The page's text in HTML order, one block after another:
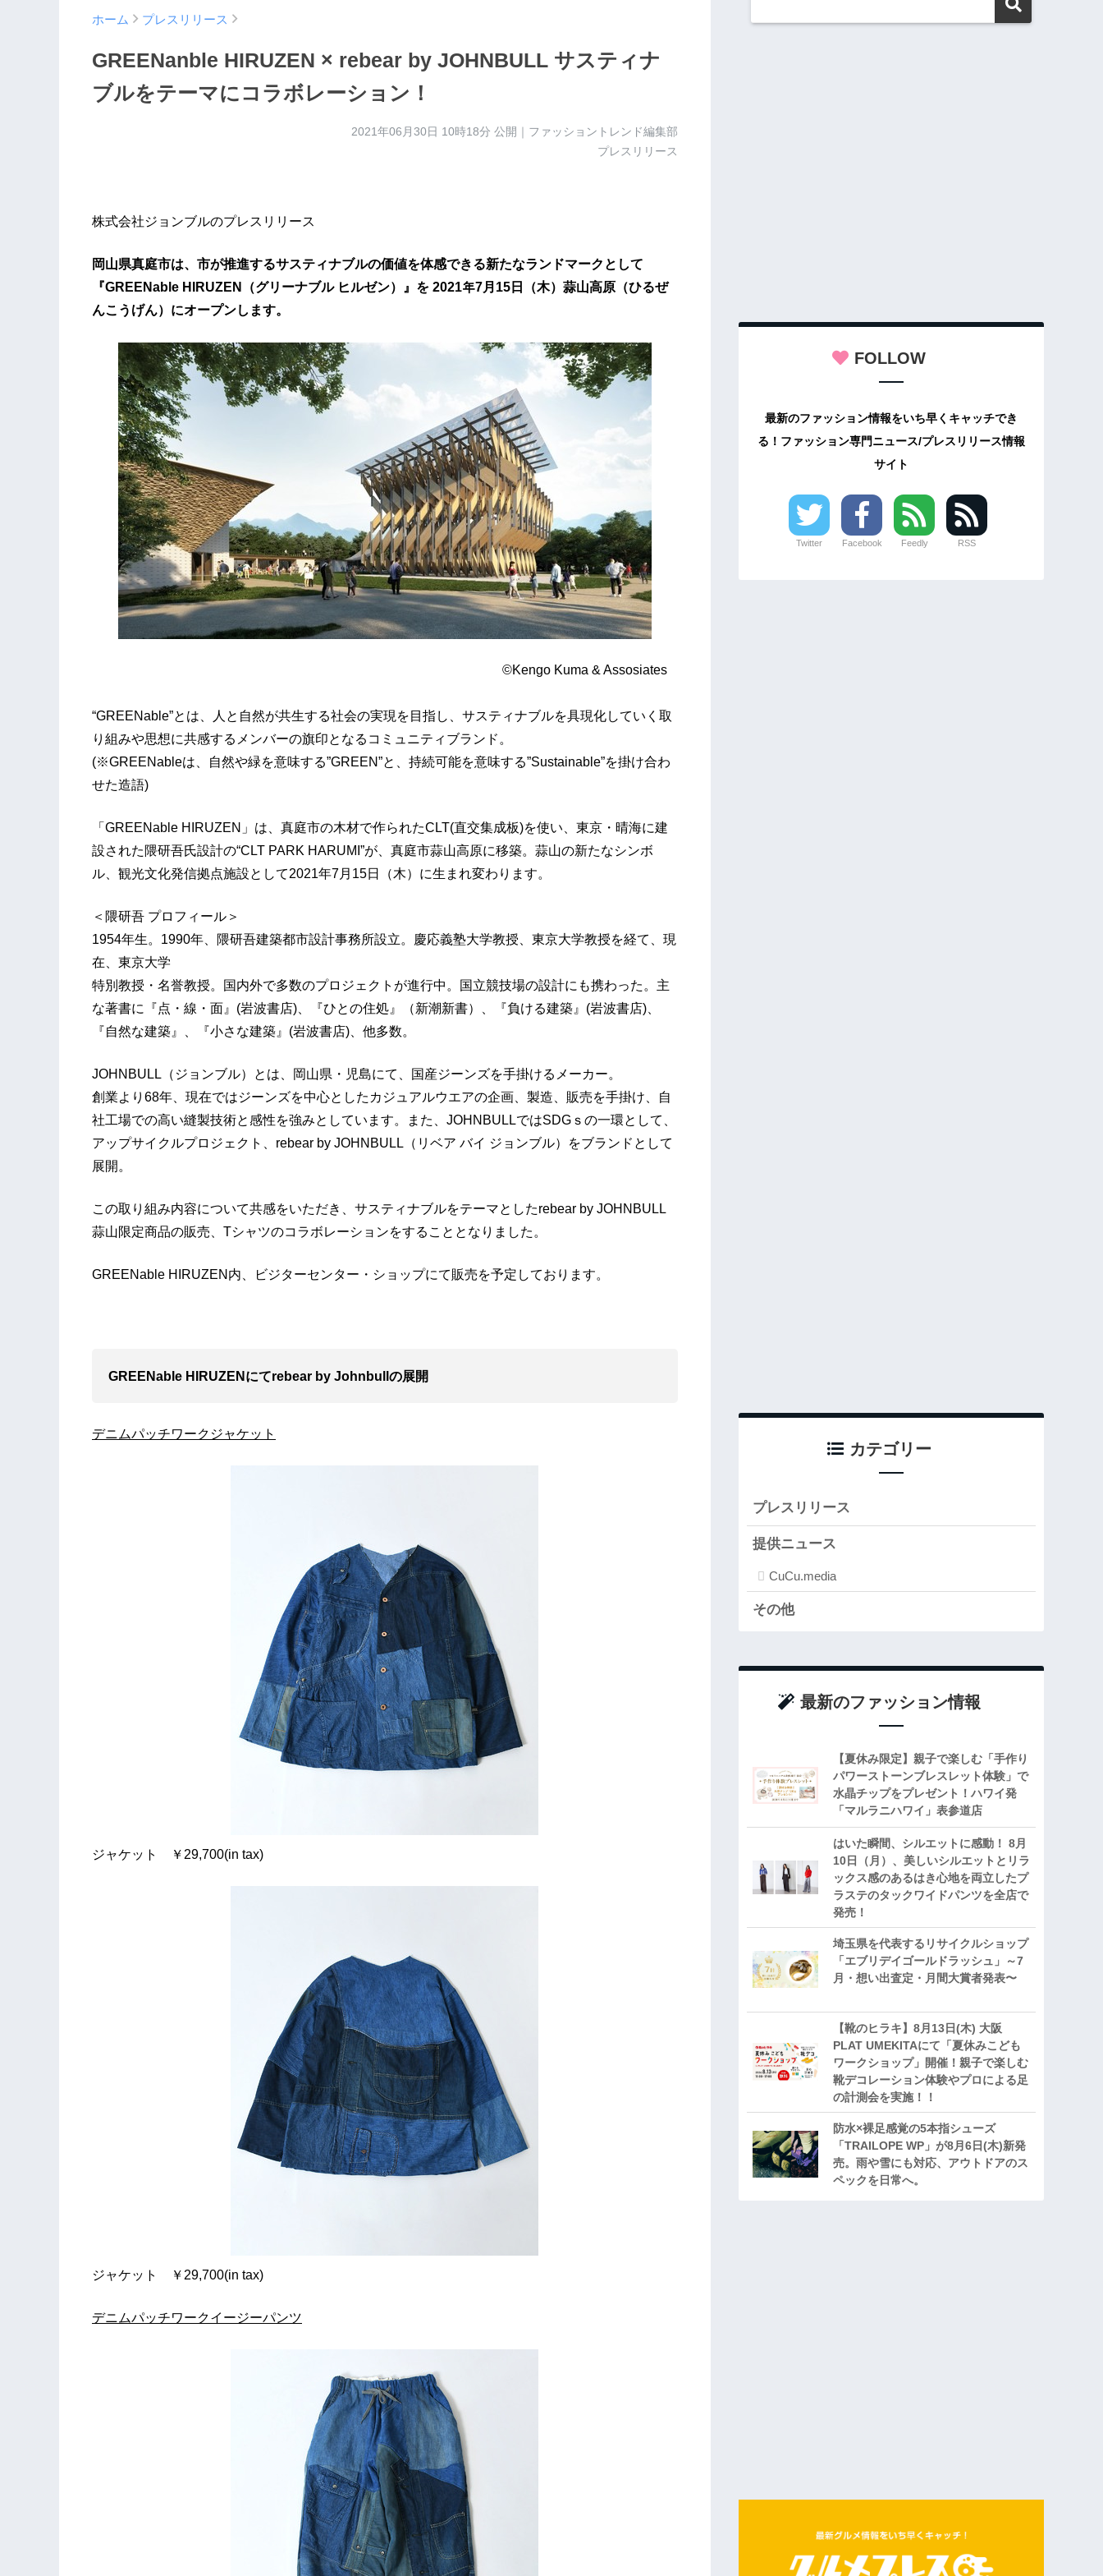
ホーム プレスリリース
GREENanble HIRUZEN × rebear by JOHNBULL サスティナ
ブルをテーマにコラボレーション！
2021年06月30日 10時18分 公開｜ファッショントレンド編集部
プレスリリース
株式会社ジョンブルのプレスリリース
岡山県真庭市は、市が推進するサスティナブルの価値を体感できる新たなランドマークとして
『GREENable HIRUZEN（グリーナブル ヒルゼン）』を 2021年7月15⽇（⽊）蒜⼭⾼原（ひるぜ
んこうげん）にオープンします。
©Kengo Kuma & Assosiates
“GREENable”とは、人と自然が共生する社会の実現を目指し、サスティナブルを具現化していく取
り組みや思想に共感するメンバーの旗印となるコミュニティブランド。
(※GREENableは、自然や緑を意味する”GREEN”と、持続可能を意味する”Sustainable”を掛け合わ
せた造語)
「GREENable HIRUZEN」は、真庭市の木材で作られたCLT(直交集成板)を使い、東京・晴海に建
設された隈研吾氏設計の“CLT PARK HARUMI”が、真庭市蒜山高原に移築。蒜山の新たなシンボ
ル、観光文化発信拠点施設として2021年7月15日（木）に生まれ変わります。
＜隈研吾 プロフィール＞
1954年生。1990年、隈研吾建築都市設計事務所設立。慶応義塾大学教授、東京大学教授を経て、現
在、東京大学
特別教授・名誉教授。国内外で多数のプロジェクトが進行中。国立競技場の設計にも携わった。主
な著書に『点・線・面』(岩波書店)、『ひとの住処』（新潮新書）、『負ける建築』(岩波書店)、
『自然な建築』、『小さな建築』(岩波書店)、他多数。
JOHNBULL（ジョンブル）とは、岡山県・児島にて、国産ジーンズを手掛けるメーカー。
創業より68年、現在ではジーンズを中心としたカジュアルウエアの企画、製造、販売を手掛け、自
社工場での高い縫製技術と感性を強みとしています。また、JOHNBULLではSDGｓの一環として、
アップサイクルプロジェクト、rebear by JOHNBULL（リベア バイ ジョンブル）をブランドとして
展開。
この取り組み内容について共感をいただき、サスティナブルをテーマとしたrebear by JOHNBULL
蒜山限定商品の販売、Tシャツのコラボレーションをすることとなりました。
GREENable HIRUZEN内、ビジターセンター・ショップにて販売を予定しております。
GREENable HIRUZENにてrebear by Johnbullの展開
デニムパッチワークジャケット
ジャケット ￥29,700(in tax)
ジャケット ￥29,700(in tax)
デニムパッチワークイージーパンツ
FOLLOW
最新のファッション情報をいち早くキャッチでき
る！ファッション専門ニュース/プレスリリース情報
サイト
Twitter Facebook Feedly RSS
カテゴリー
プレスリリース
提供ニュース
CuCu.media
その他
最新のファッション情報
【夏休み限定】親子で楽しむ「手作り
パワーストーンブレスレット体験」で
水晶チップをプレゼント！ハワイ発
「マルラニハワイ」表参道店
はいた瞬間、シルエットに感動！ 8月
10日（月）、美しいシルエットとリラ
ックス感のあるはき心地を両立したプ
ラステのタックワイドパンツを全店で
発売！
埼玉県を代表するリサイクルショップ
「エブリデイゴールドラッシュ」～7
月・想い出査定・月間大賞者発表〜
【靴のヒラキ】8月13日(木) 大阪
PLAT UMEKITAにて「夏休みこども
ワークショップ」開催！親子で楽しむ
靴デコレーション体験やプロによる足
の計測会を実施！！
防水×裸足感覚の5本指シューズ
「TRAILOPE WP」が8月6日(木)新発
売。雨や雪にも対応、アウトドアのス
ペックを日常へ。